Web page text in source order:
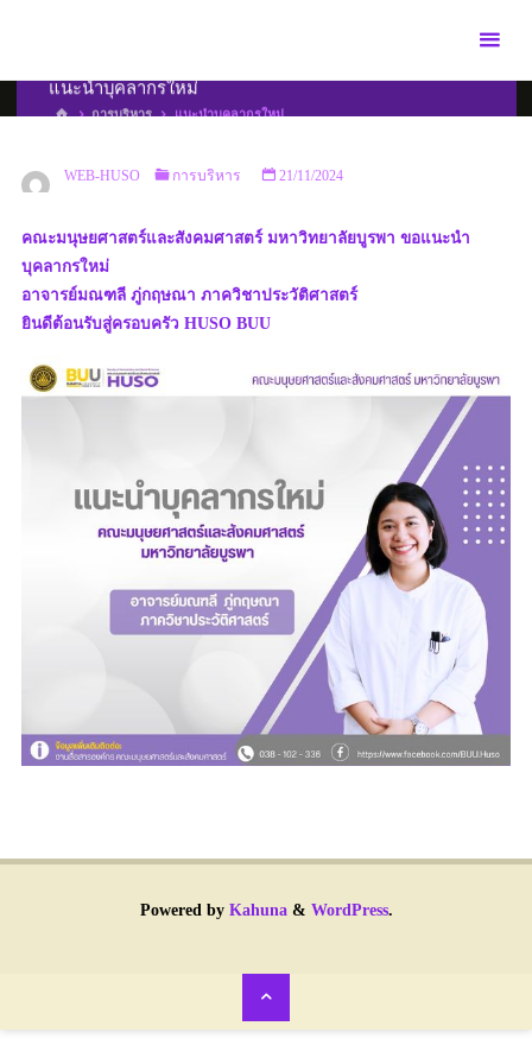
แนะนำบุคลากรใหม่
HOME
การบริหาร แนะนำบุคลากรใหม่
WEB-HUSO การบริหาร 21/11/2024
คณะมนุษยศาสตร์และสังคมศาสตร์ มหาวิทยาลัยบูรพา ขอแนะนำ
บุคลากรใหม่
อาจารย์มณฑลี ภู่กฤษณา ภาควิชาประวัติศาสตร์
ยินดีต้อนรับสู่ครอบครัว HUSO BUU
Powered byKahuna& WordPress.
Back
to